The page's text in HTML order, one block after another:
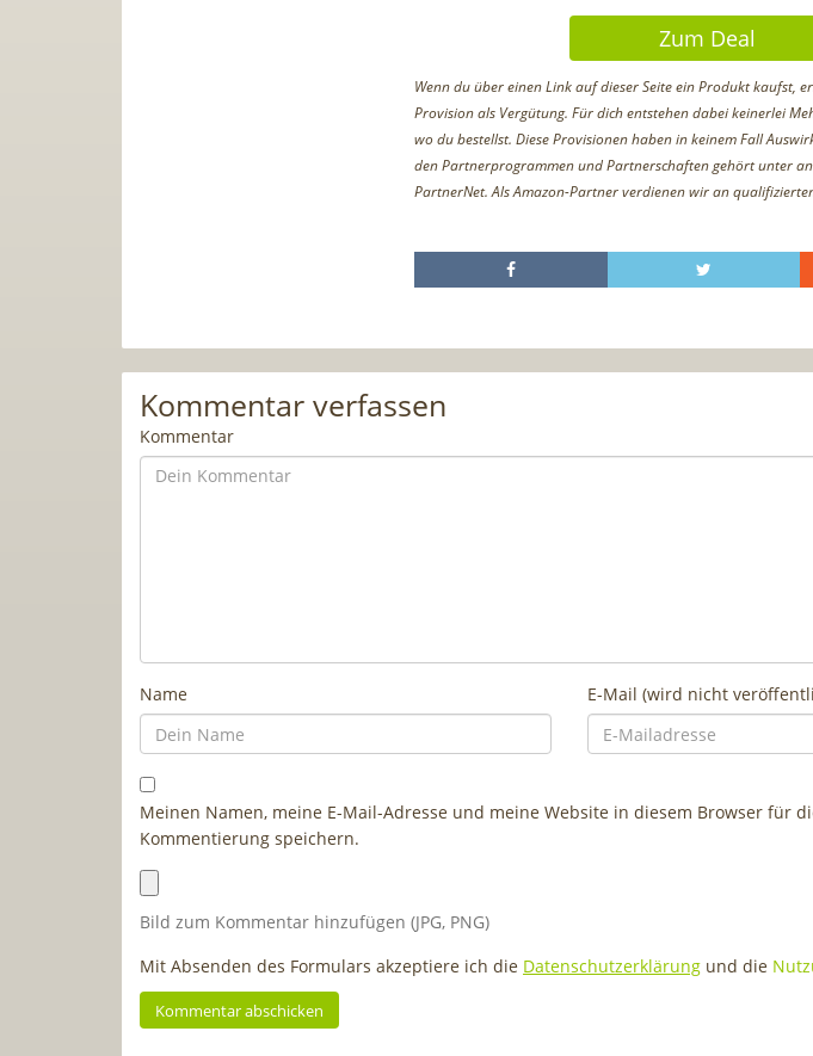
Zum Deal
Wenn du über einen Link auf dieser Seite ein Produkt kaufst,
Provision als Vergütung. Für dich entstehen dabei keinerlei
wo du bestellst. Diese Provisionen haben in keinem Fall
den Partnerprogrammen und Partnerschaften gehört unter
PartnerNet. Als Amazon-Partner verdienen wir an
Kommentar verfassen
Kommentar
Name E-Mail (wird nicht
Meinen Namen, meine E-Mail-Adresse und meine Website in diesem Browser für
Kommentierung speichern.
Bild zum Kommentar hinzufügen (JPG, PNG)
Mit Absenden des Formulars akzeptiere ich die Datenschutzerklärung und die